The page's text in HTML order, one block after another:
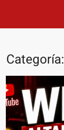
Categoría: